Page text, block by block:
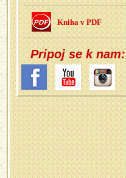
Kniha v PDF
Pri­poj se k nam: